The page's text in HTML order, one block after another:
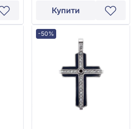
Купити
-50%